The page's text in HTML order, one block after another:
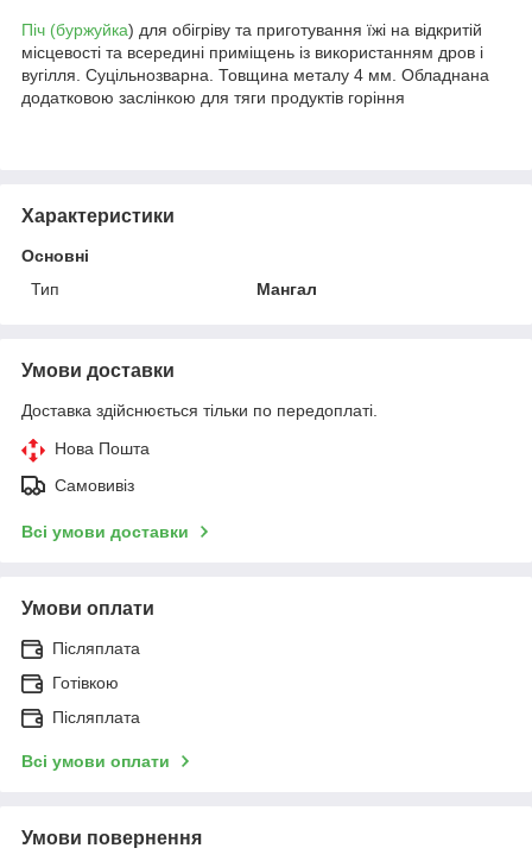
Піч (буржуйка) для обігріву та приготування їжі на відкритій
місцевості та всередині приміщень із використанням дров і
вугілля. Суцільнозварна. Товщина металу 4 мм. Обладнана
додатковою заслінкою для тяги продуктів горіння
Характеристики
Основні
Тип
Мангал
Умови доставки
Доставка здійснюється тільки по передоплаті.
Нова Пошта
Самовивіз
Всі умови доставки
Умови оплати
Післяплата
Готівкою
Післяплата
Всі умови оплати
Умови повернення